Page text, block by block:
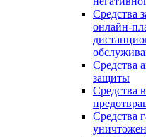
Средства
онлайн-
Средства
защиты
Средства
Средства